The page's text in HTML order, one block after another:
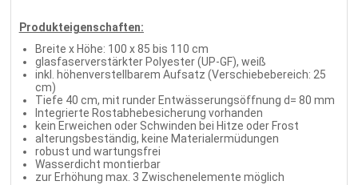
Produkteigenschaften:
Breite x Höhe: 100 x 85 bis 110 cm
glasfaserverstärkter Polyester (UP-GF), weiß
inkl. höhenverstellbarem Aufsatz (Verschiebebereich: 25
cm)
Tiefe 40 cm, mit runder Entwässerungsöffnung d= 80 mm
Integrierte Rostabhebesicherung vorhanden
kein Erweichen oder Schwinden bei Hitze oder Frost
alterungsbeständig, keine Materialermüdungen
robust und wartungsfrei
Wasserdicht montierbar
zur Erhöhung max. 3 Zwischenelemente möglich